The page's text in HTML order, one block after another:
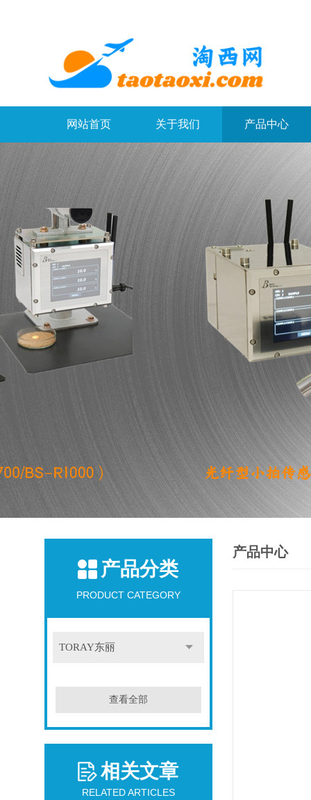
网站首页 关于我们 产品中心
产品分类
PRODUCT CATEGORY
TORAY东丽
查看全部
相关文章
RELATED ARTICLES
产品中心